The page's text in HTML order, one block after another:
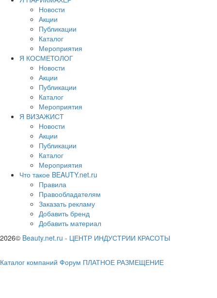
Новости
Акции
Публикации
Каталог
Мероприятия
Я КОСМЕТОЛОГ
Новости
Акции
Публикации
Каталог
Мероприятия
Я ВИЗАЖИСТ
Новости
Акции
Публикации
Каталог
Мероприятия
Что такое BEAUTY.net.ru
Правила
Правообладателям
Заказать рекламу
Добавить бренд
Добавить материал
2026© Beauty.net.ru - ЦЕНТР ИНДУСТРИИ КРАСОТЫ
Каталог компаний Форум ПЛАТНОЕ РАЗМЕЩЕНИЕ